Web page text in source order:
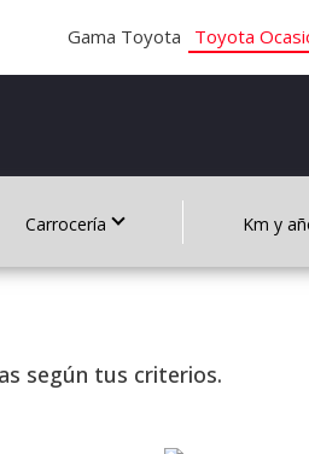
Gama Toyota Toyota
Carrocería Km y
según tus criterios.